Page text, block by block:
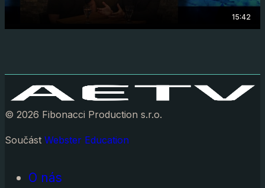
15:42
© 2026 Fibonacci Production s.r.o.
Součást Webster Education
O nás